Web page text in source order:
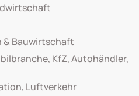
Bauwirtschaft
KfZ, Autohändler,
Luftverkehr